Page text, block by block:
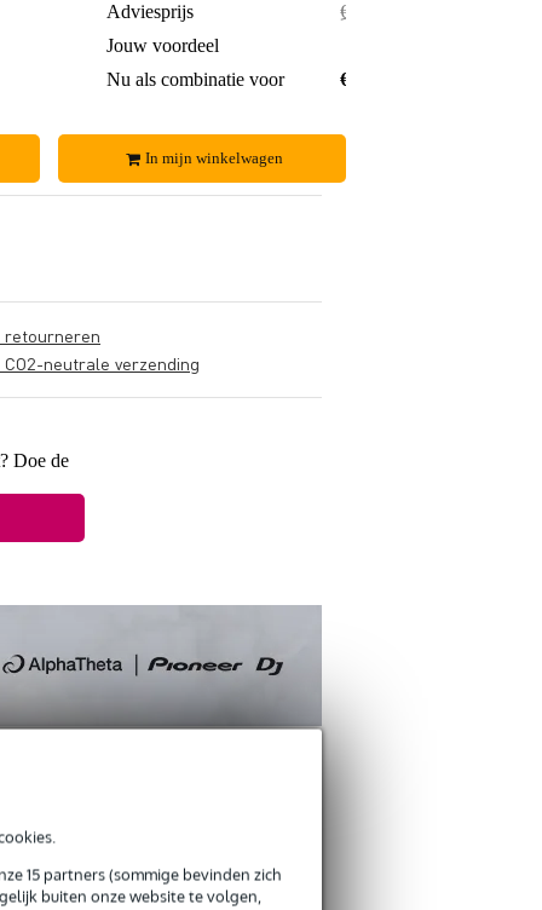
15 partners (sommige bevinden zich
buiten onze website te volgen,
Adviesprijs
€ 166,-
Jouw voordeel
Nu als combinatie voor
€ 162,-
In mijn winkelwagen
retourneren
CO2-neutrale verzending
Doe de
ANDEREN KOCHTEN OOK